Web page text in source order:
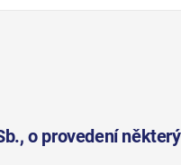
o provedení